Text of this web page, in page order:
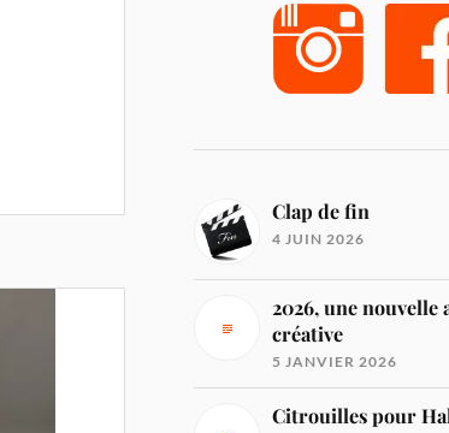
Clap de fin
4 JUIN 2026
2026, une nouvelle
créative
5 JANVIER 2026
Citrouilles pour